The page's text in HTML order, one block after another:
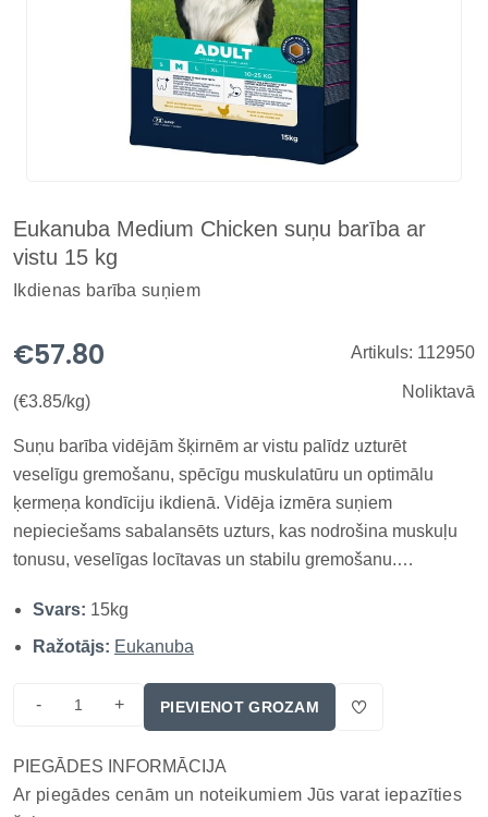
Eukanuba Medium Chicken suņu barība ar
vistu 15 kg
Ikdienas barība suņiem
€57.80
(€3.85/kg)
Artikuls: 112950
Noliktavā
Suņu barība vidējām šķirnēm ar vistu palīdz uzturēt
veselīgu gremošanu, spēcīgu muskulatūru un optimālu
ķermeņa kondīciju ikdienā. Vidēja izmēra suņiem
nepieciešams sabalansēts uzturs, kas nodrošina muskuļu
tonusu, veselīgas locītavas un stabilu gremošanu.
pilnvērtīga un sabalansēta sausā barība pieaugušiem
suņiem vecumā no 1 līdz 7 gadiem, kas izstrādā...
Svars: 15kg
Ražotājs: Eukanuba
- + PIEVIENOT GROZAM
PIEGĀDES INFORMĀCIJA
Ar piegādes cenām un noteikumiem Jūs varat iepazīties